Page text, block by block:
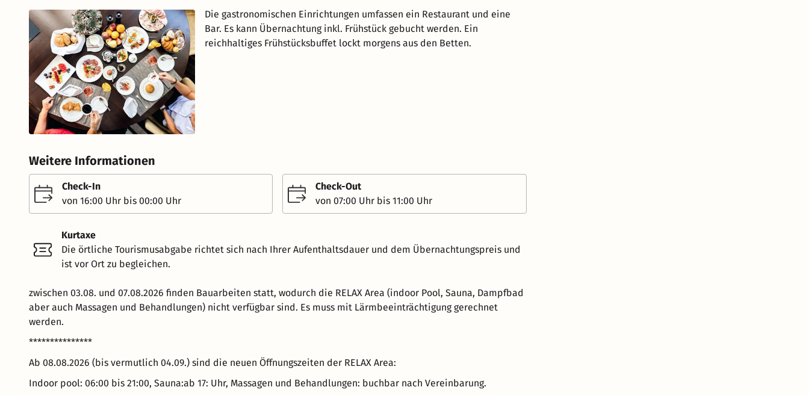
Die gastronomischen Einrichtungen umfassen ein Restaurant und eine
Bar. Es kann Übernachtung inkl. Frühstück gebucht werden. Ein
reichhaltiges Frühstücksbuffet lockt morgens aus den Betten.
Weitere Informationen
Check-In
von 16:00 Uhr bis 00:00 Uhr
Check-Out
von 07:00 Uhr bis 11:00 Uhr
Kurtaxe
Die örtliche Tourismusabgabe richtet sich nach Ihrer Aufenthaltsdauer und dem Übernachtungspreis und
ist vor Ort zu begleichen.
zwischen 03.08. und 07.08.2026 finden Bauarbeiten statt, wodurch die RELAX Area (indoor Pool, Sauna, Dampfbad
aber auch Massagen und Behandlungen) nicht verfügbar sind. Es muss mit Lärmbeeinträchtigung gerechnet
werden.
***************
Ab 08.08.2026 (bis vermutlich 04.09.) sind die neuen Öffnungszeiten der RELAX Area:
Indoor pool: 06:00 bis 21:00, Sauna:ab 17: Uhr, Massagen und Behandlungen: buchbar nach Vereinbarung.